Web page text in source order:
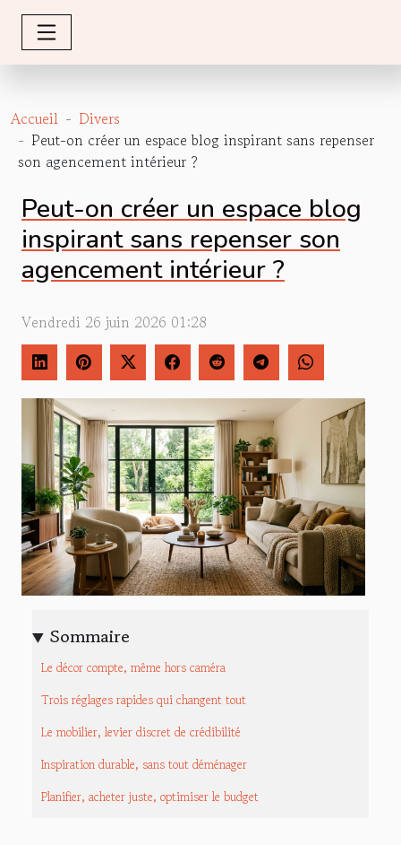
Accueil
Divers
Peut-on créer un espace blog inspirant sans repenser
son agencement intérieur ?
Peut-on créer un espace blog
inspirant sans repenser son
agencement intérieur ?
Vendredi 26 juin 2026 01:28
Sommaire
Le décor compte, même hors caméra
Trois réglages rapides qui changent tout
Le mobilier, levier discret de crédibilité
Inspiration durable, sans tout déménager
Planifier, acheter juste, optimiser le budget